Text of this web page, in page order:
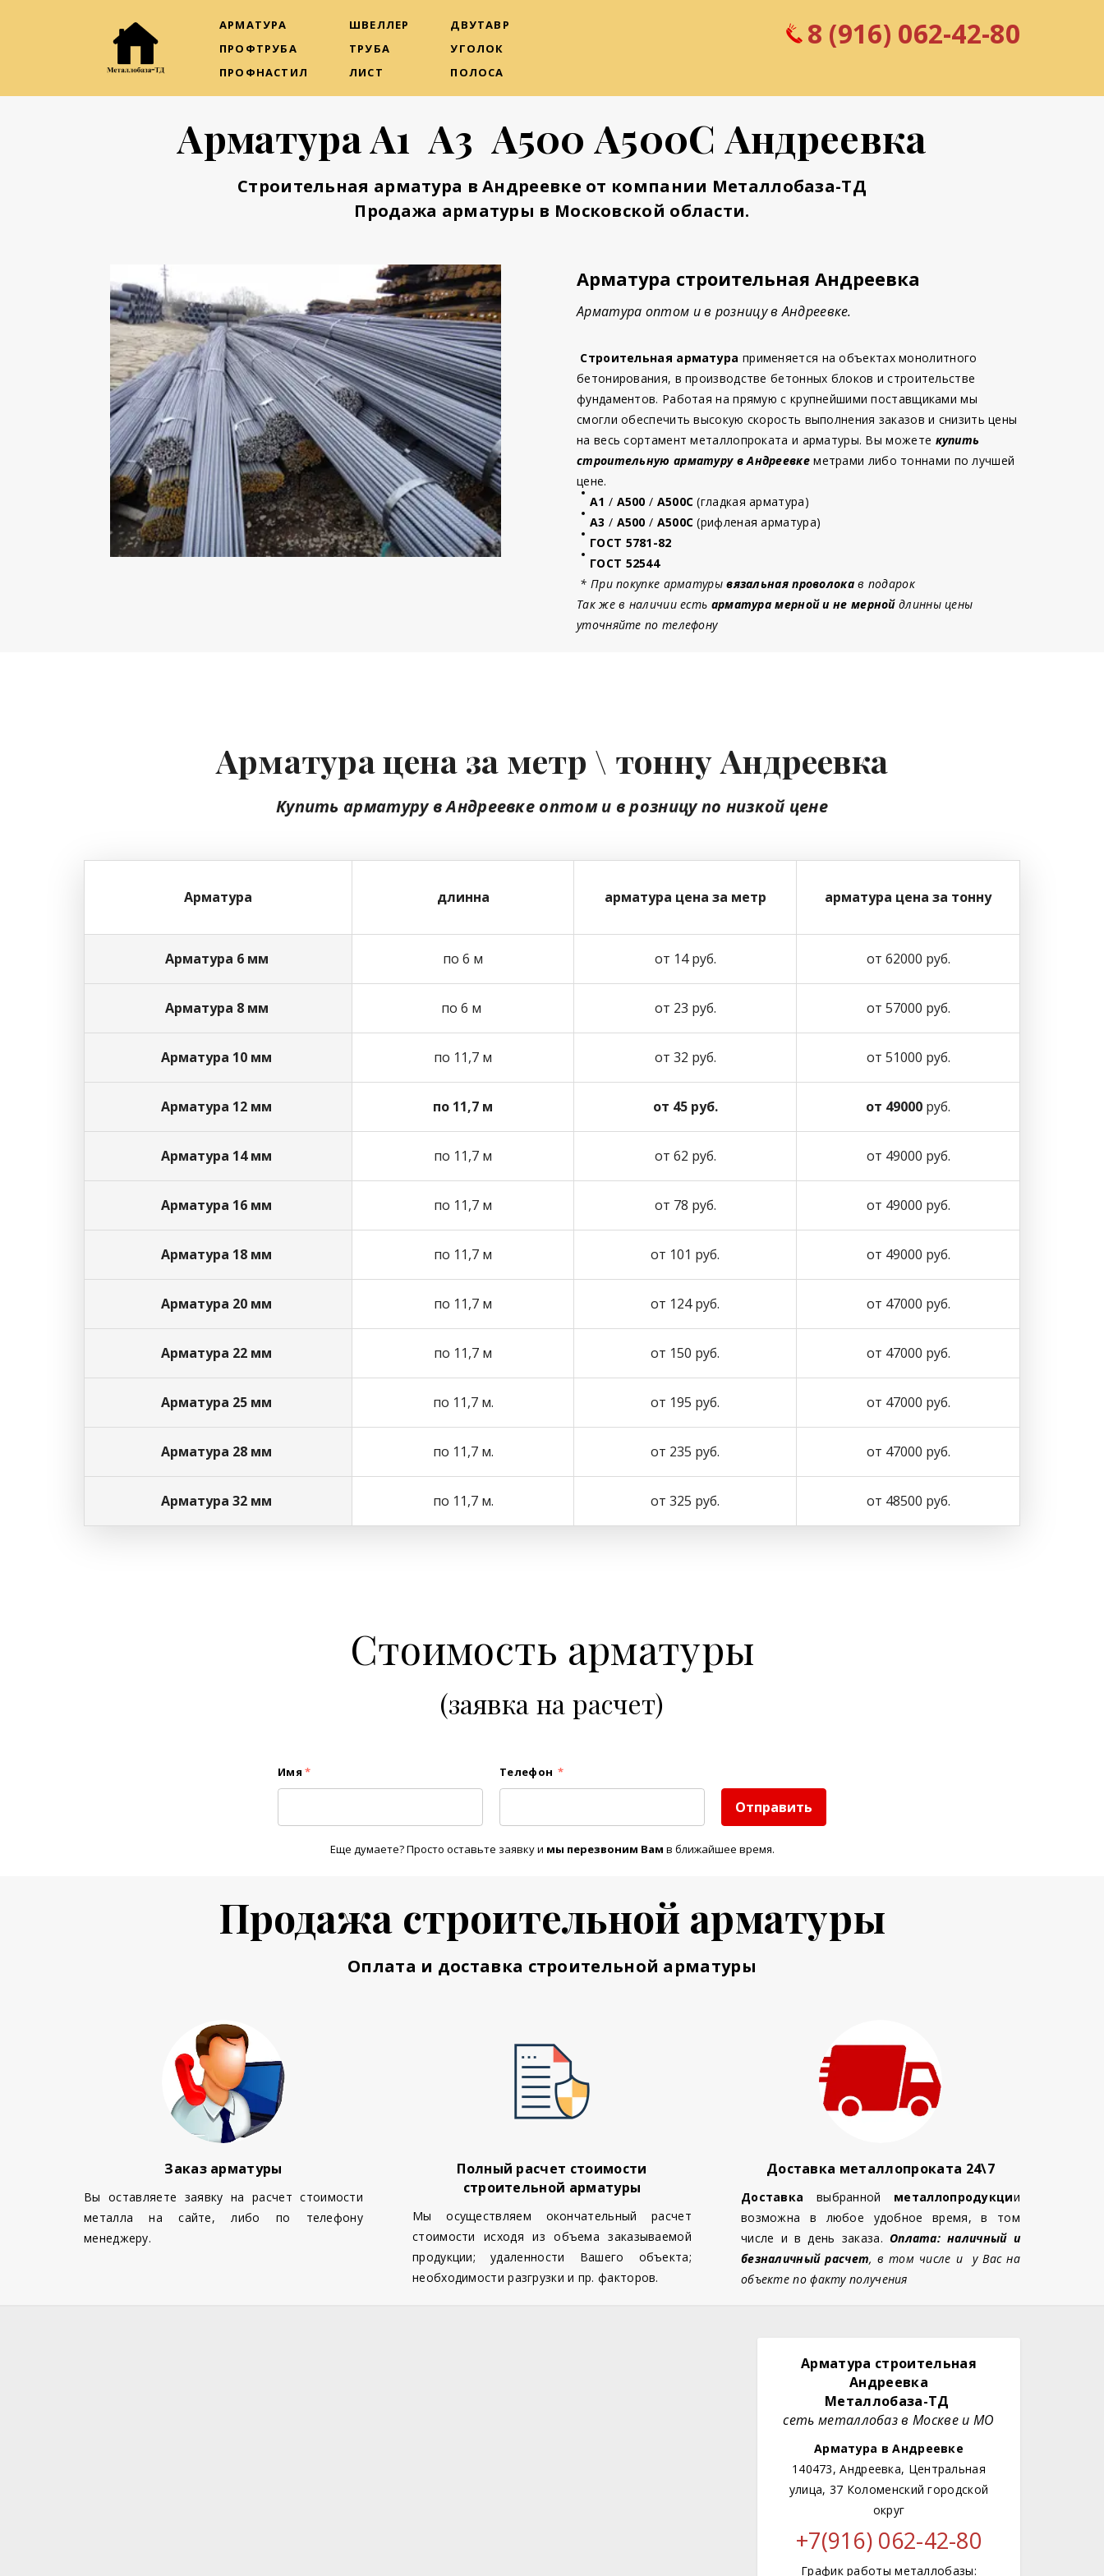
АРМАТУРА
ПРОФТРУБА
ПРОФНАСТИЛ
ШВЕЛЛЕР
ТРУБА
ЛИСТ
ДВУТАВР
УГОЛОК
ПОЛОСА
8 (916) 062-42-80
Арматура А1 А3 А500 А500С Андреевка
Строительная арматура в Андреевке от компании Металлобаза-ТД
Продажа арматуры в Московской области.
Арматура строительная Андреевка
Арматура оптом и в розницу в Андреевке.
Строительная арматура применяется на объектах монолитного
бетонирования, в производстве бетонных блоков и строительстве
фундаментов. Работая на прямую с крупнейшими поставщиками мы
смогли обеспечить высокую скорость выполнения заказов и снизить цены
на весь сортамент металлопроката и арматуры. Вы можете купить
строительную арматуру в Андреевкеметрами либо тоннами по лучшей
цене.
А1 / А500 / А500С (гладкая арматура)
А3 / А500 / А500С (рифленая арматура)
ГОСТ 5781-82
ГОСТ 52544
* При покупке арматурывязальная проволокав подарок
Так же в наличии есть арматура мерной и не мернойдлинны цены
уточняйте по телефону
Арматура цена за метр \ тонну Андреевка
Купить арматуру в Андреевке оптоми в розницупо низкой цене
Арматура длинна арматура цена за метр арматура цена за тонну
Арматура 6 мм по 6 м от 14 руб. от 62000 руб.
Арматура 8 мм по 6 м от 23 руб. от 57000 руб.
Арматура 10 мм по 11,7 м от 32 руб. от 51000 руб.
Арматура 12 мм по 11,7 м от 45 руб. от 49000 руб.
Арматура 14 мм по 11,7 м от 62 руб. от 49000 руб.
Арматура 16 мм по 11,7 м от 78 руб. от 49000 руб.
Арматура 18 мм по 11,7 м от 101 руб. от 49000 руб.
Арматура 20 мм по 11,7 м от 124 руб. от 47000 руб.
Арматура 22 мм по 11,7 м от 150 руб. от 47000 руб.
Арматура 25 мм по 11,7 м. от 195 руб. от 47000 руб.
Арматура 28 мм по 11,7 м. от 235 руб. от 47000 руб.
Арматура 32 мм по 11,7 м. от 325 руб. от 48500 руб.
Стоимость арматуры
(заявка на расчет)
Имя * Телефон *
Отправить
Еще думаете? Просто оставьте заявку и мы перезвоним Вам в ближайшее время.
Продажа строительной арматуры
Оплата и доставка строительной арматуры
Заказ арматуры
Вы оставляете заявку на расчет стоимости
металла на сайте, либо по телефону
менеджеру.
Полный расчет стоимости
строительной арматуры
Мы осуществляем окончательный расчет
стоимости исходя из объема заказываемой
продукции; удаленности Вашего объекта;
необходимости разгрузки и пр. факторов.
Доставка металлопроката 24\7
Доставка выбранной металлопродукции
возможна в любое удобное время, в том
числе и в день заказа. Оплата: наличный и
безналичный расчет, в том числе и у Вас на
объекте по факту получения
Арматура строительная
Андреевка
Металлобаза-ТД
сеть металлобаз в Москве и МО
Арматура в Андреевке
140473, Андреевка, Центральная
улица, 37 Коломенский городской
округ
+7(916) 062-42-80
График работы металлобазы: